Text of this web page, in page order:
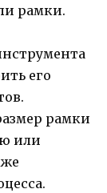
рамки.
его
рамки
или